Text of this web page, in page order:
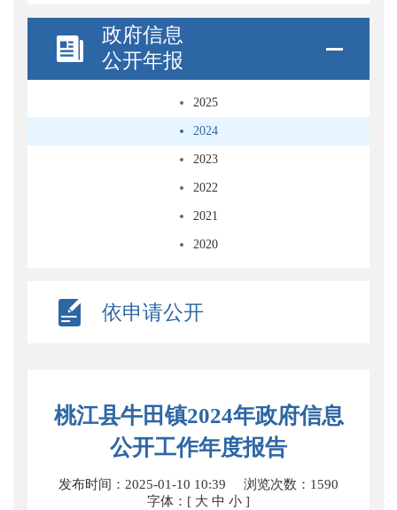
政府信息
公开年报
2025
2024
2023
2022
2021
2020
依申请公开
桃江县牛田镇2024年政府信息
公开工作年度报告
发布时间：2025-01-10 10:39 浏览次数： 1590
字体：[ 大 中 小 ]